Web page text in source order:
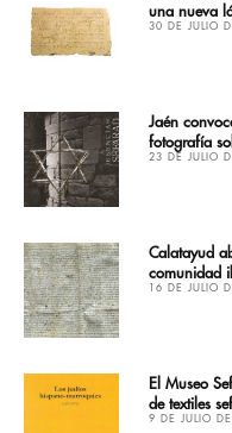
una nueva
30 DE JULIO
Jaén
fotografía
23 DE JULIO
Calatayud
comunidad
16 DE JULIO
El Museo
de textiles
9 DE JULIO